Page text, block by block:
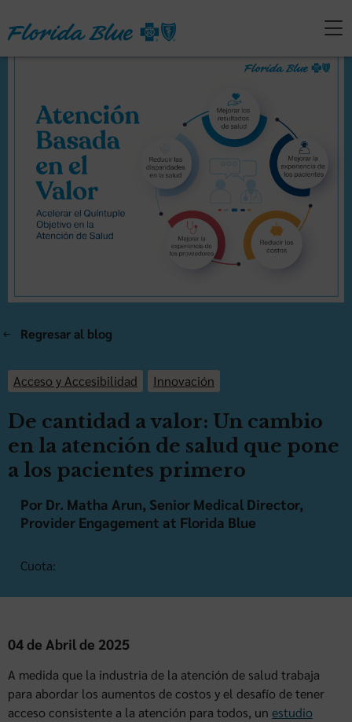
Regresar al blog
Acceso y Accesibilidad Innovación
De cantidad a valor: Un cambio
en la atención de salud que pone
a los pacientes primero
Por Dr. Matha Arun, Senior Medical Director,
Provider Engagement at Florida Blue
Cuota:
04 de Abril de 2025
A medida que la industria de la atención de salud trabaja
para abordar los aumentos de costos y el desafío de tener
acceso consistente a la atención para todos, un estudio